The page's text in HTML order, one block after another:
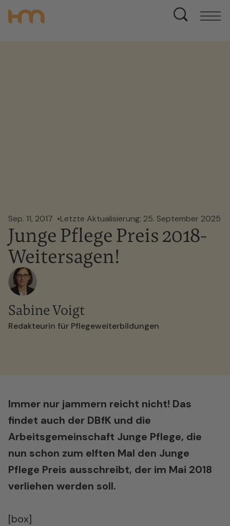
Sep. 11, 2017 Letzte Aktualisierung: 25. September 2025
Junge Pflege Preis 2018-
Weitersagen!
Sabine Voigt
Redakteurin für Pflegeweiterbildungen
Immer nur jammern reicht nicht! Das
findet auch der DBfK und die
Arbeitsgemeinschaft Junge Pflege, die
nun schon zum elften Mal den Junge
Pflege Preis ausschreibt, der im Mai 2018
verliehen werden soll.
[box]